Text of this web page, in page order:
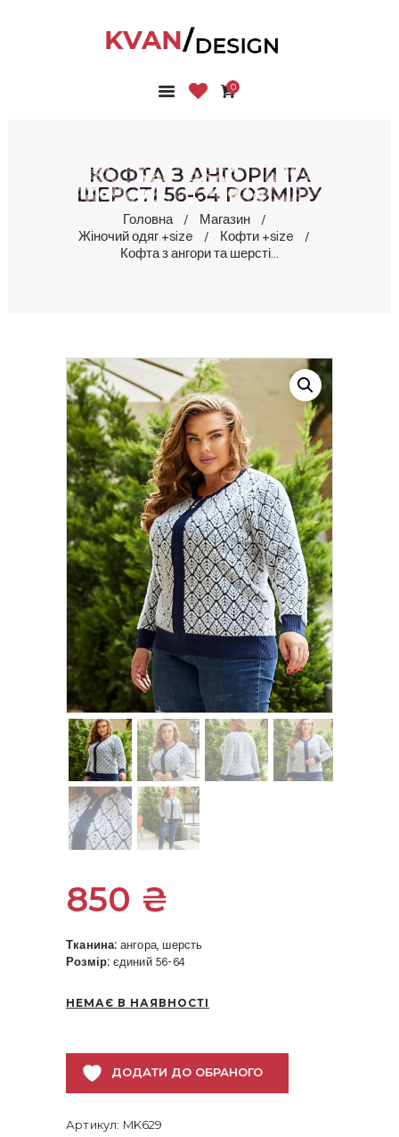
0
КОФТА З АНГОРИ ТА
ШЕРСТІ 56-64 РОЗМІРУ
Головна
Магазин
Жіночий одяг +size
Кофти +size
Кофта з ангори та шерсті...
ГОЛОВНА
ПРО НАС
БЛОГ
КОНТАКТИ
850 ₴
Тканина: ангора, шерсть
Розмір: єдиний 56-64
НЕМАЄ В НАЯВНОСТІ
ДОДАТИ ДО ОБРАНОГО
Артикул: MK629